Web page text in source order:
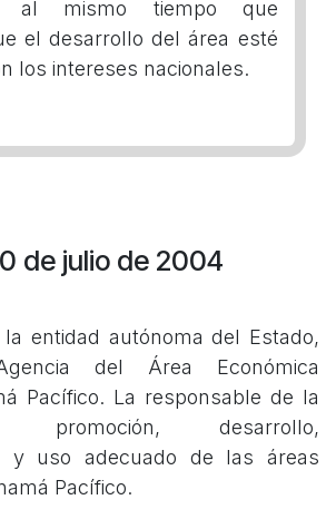
al mismo tiempo que
el desarrollo del área esté
los intereses nacionales.
de julio de 2004
entidad autónoma del Estado,
del Área Económica
Pacífico. La responsable de la
promoción, desarrollo,
y uso adecuado de las áreas
Pacífico.